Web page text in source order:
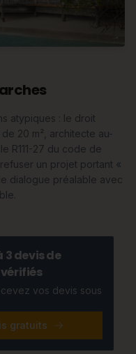
atypiques : le droit
20 m², architecte au-
R111-27 du code de
un projet portant «
dialogue préalable avec
devis de
vos devis sous
gratuits